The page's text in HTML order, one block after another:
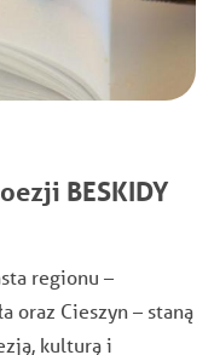
BESKIDY
regionu –
oraz Cieszyn – staną
kulturą i